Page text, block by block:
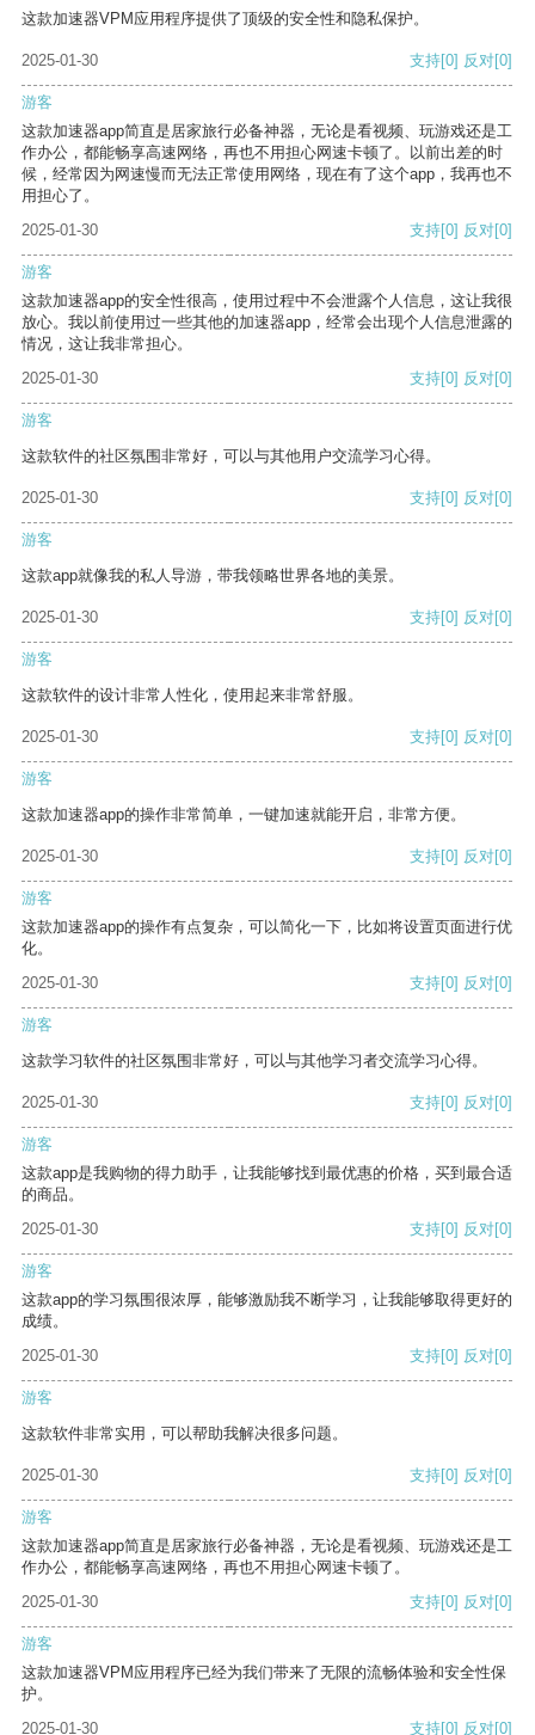
这款加速器VPM应用程序提供了顶级的安全性和隐私保护。
2025-01-30 支持[0] 反对[0]
游客
这款加速器app简直是居家旅行必备神器，无论是看视频、玩游戏还是工
作办公，都能畅享高速网络，再也不用担心网速卡顿了。以前出差的时
候，经常因为网速慢而无法正常使用网络，现在有了这个app，我再也不
用担心了。
2025-01-30
支持[0] 反对[0]
游客
这款加速器app的安全性很高，使用过程中不会泄露个人信息，这让我很
放心。我以前使用过一些其他的加速器app，经常会出现个人信息泄露的
情况，这让我非常担心。
2025-01-30
支持[0] 反对[0]
游客
这款软件的社区氛围非常好，可以与其他用户交流学习心得。
2025-01-30 支持[0] 反对[0]
游客
这款app就像我的私人导游，带我领略世界各地的美景。
2025-01-30 支持[0] 反对[0]
游客
这款软件的设计非常人性化，使用起来非常舒服。
2025-01-30 支持[0] 反对[0]
游客
这款加速器app的操作非常简单，一键加速就能开启，非常方便。
2025-01-30 支持[0] 反对[0]
游客
这款加速器app的操作有点复杂，可以简化一下，比如将设置页面进行优
化。
2025-01-30
支持[0] 反对[0]
游客
这款学习软件的社区氛围非常好，可以与其他学习者交流学习心得。
2025-01-30 支持[0] 反对[0]
游客
这款app是我购物的得力助手，让我能够找到最优惠的价格，买到最合适
的商品。
2025-01-30
支持[0] 反对[0]
游客
这款app的学习氛围很浓厚，能够激励我不断学习，让我能够取得更好的
成绩。
2025-01-30
支持[0] 反对[0]
游客
这款软件非常实用，可以帮助我解决很多问题。
2025-01-30 支持[0] 反对[0]
游客
这款加速器app简直是居家旅行必备神器，无论是看视频、玩游戏还是工
作办公，都能畅享高速网络，再也不用担心网速卡顿了。
2025-01-30
支持[0] 反对[0]
游客
这款加速器VPM应用程序已经为我们带来了无限的流畅体验和安全性保
护。
2025-01-30
支持[0] 反对[0]